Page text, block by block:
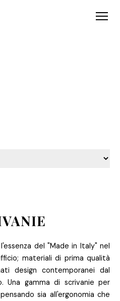
del "Made in Italy" nel
materiali di prima qualità
design contemporanei dal
Una gamma di scrivanie per
sia all'ergonomia che